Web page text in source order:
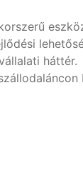
háttér.